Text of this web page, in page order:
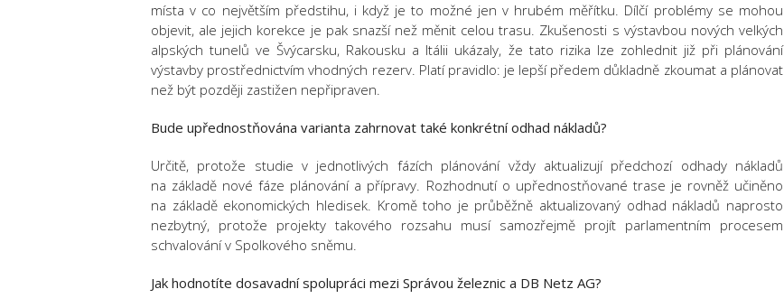
místa v co největším předstihu, i když je to možné jen v hrubém měřítku. Dílčí problémy se mohou
objevit, ale jejich korekce je pak snazší než měnit celou trasu. Zkušenosti s výstavbou nových velkých
alpských tunelů ve Švýcarsku, Rakousku a Itálii ukázaly, že tato rizika lze zohlednit již při plánování
výstavby prostřednictvím vhodných rezerv. Platí pravidlo: je lepší předem důkladně zkoumat a plánovat
než být později zastižen nepřipraven.
Bude upřednostňována varianta zahrnovat také konkrétní odhad nákladů?
Určitě, protože studie v jednotlivých fázích plánování vždy aktualizují předchozí odhady nákladů
na základě nové fáze plánování a přípravy. Rozhodnutí o upřednostňované trase je rovněž učiněno
na základě ekonomických hledisek. Kromě toho je průběžně aktualizovaný odhad nákladů naprosto
nezbytný, protože projekty takového rozsahu musí samozřejmě projít parlamentním procesem
schvalování v Spolkového sněmu.
Jak hodnotíte dosavadní spolupráci mezi Správou železnic a DB Netz AG?